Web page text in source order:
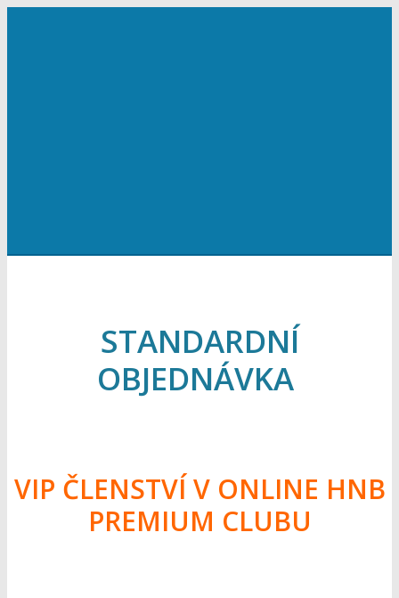
STANDARDNÍ
OBJEDNÁVKA
VIP ČLENSTVÍ V ONLINE HNB
PREMIUM CLUBU